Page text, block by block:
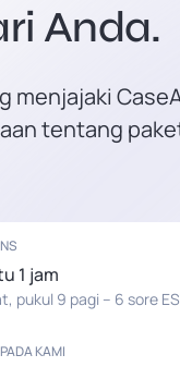
Anda.
menjajaki
tentang
1 jam
pukul 9 pagi – 6 sore
KAMI